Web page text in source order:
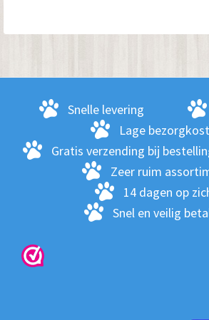
Snelle levering
Lage
Gratis verzending bij
Zeer ruim
14 dagen op
Snel en veilig